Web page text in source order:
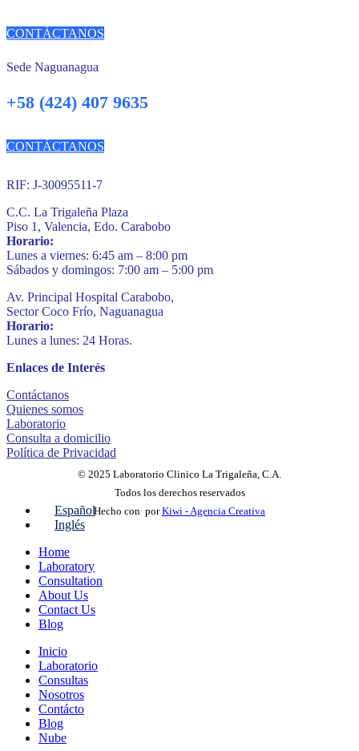
CONTÁCTANOS
Sede Naguanagua
+58 (424) 407 9635
CONTÁCTANOS
RIF: J-30095511-7
C.C. La Trigaleña Plaza
Piso 1, Valencia, Edo. Carabobo
Horario:
Lunes a viernes: 6:45 am – 8:00 pm
Sábados y domingos: 7:00 am – 5:00 pm
Av. Principal Hospital Carabobo,
Sector Coco Frío, Naguanagua
Horario:
Lunes a lunes: 24 Horas.
Enlaces de Interés
Contáctanos
Quienes somos
Laboratorio
Consulta a domicilio
Política de Privacidad
© 2025 Laboratorio Clinico La Trigaleña, C.A.
Todos los derechos reservados
Hecho con porKiwi - Agencia Creativa
Español
Inglés
Home
Laboratory
Consultation
About Us
Contact Us
Blog
Inicio
Laboratorio
Consultas
Nosotros
Contácto
Blog
Nube